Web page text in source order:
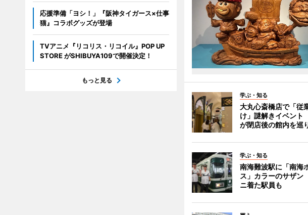
学ぶ・知る
大丸心斎橋店で「従
け」謎解きイベン
が閉店後の館内を巡
学ぶ・知る
南海難波駅に「南海
ス」カラーのサザ
ニ着た駅員も
応援準備「ヨシ！」『阪神タイガース×仕事
猫』コラボグッズが登場
TVアニメ『リコリス・リコイル』POP UP
STORE がSHIBUYA109で開催決定！
もっと見る